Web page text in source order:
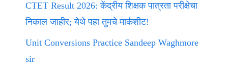
CTET Result 2026: केंद्रीय शिक्षक पात्रता परीक्षेचा
निकाल जाहीर; येथे पहा तुमचे मार्कशीट!
Unit Conversions Practice Sandeep Waghmore
sir